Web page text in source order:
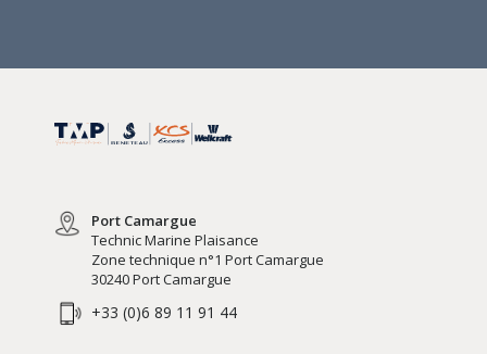
Port Camargue
Technic Marine Plaisance
Zone technique n°1 Port Camargue
30240 Port Camargue
+33 (0)6 89 11 91 44